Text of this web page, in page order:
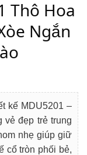
Thô Hoa
Ngắn
kế MDU5201 –
vẻ đẹp trẻ trung
nhẹ giúp giữ
cổ tròn phối bẻ,